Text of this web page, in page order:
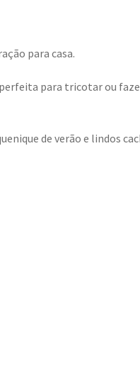
para casa.
para tricotar ou
de verão e lindos